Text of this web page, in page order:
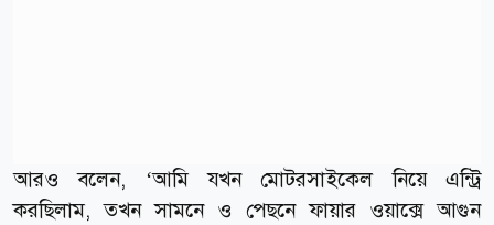
আরও বলেন, ‘আমি যখন মোটরসাইকেল নিয়ে এন্ট্রি
করছিলাম, তখন সামনে ও পেছনে ফায়ার ওয়াক্সে আগুন